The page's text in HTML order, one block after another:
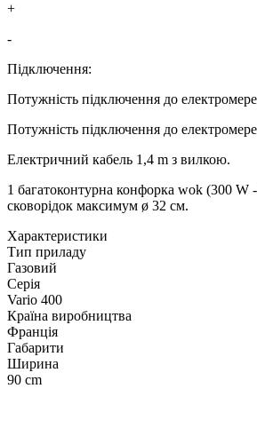
+
-
Підключення:
Потужність підключення до
Потужність підключення до
Електричний кабель 1,4 m з вилкою.
1 багатоконтурна конфорка wok (300 W
сковорідок максимум ø 32 см.
Xарактеристики
Тип приладу
Газовий
Серія
Vario 400
Країна виробництва
Франція
Габарити
Ширина
90 cm